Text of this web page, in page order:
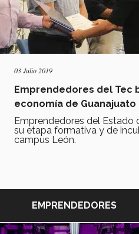
03 Julio 2019
Emprendedores del Tec
economía de Guanajuato
Emprendedores del Estado
su etapa formativa y de
campus León.
EMPRENDEDORES